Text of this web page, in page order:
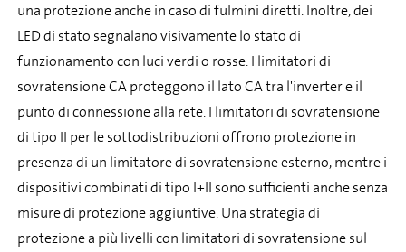
una protezione anche in caso di fulmini diretti. Inoltre, dei
LED di stato segnalano visivamente lo stato di
funzionamento con luci verdi o rosse. I limitatori di
sovratensione CA proteggono il lato CA tra l'inverter e il
punto di connessione alla rete. I limitatori di sovratensione
di tipo II per le sottodistribuzioni offrono protezione in
presenza di un limitatore di sovratensione esterno, mentre i
dispositivi combinati di tipo I+II sono sufficienti anche senza
misure di protezione aggiuntive. Una strategia di
protezione a più livelli con limitatori di sovratensione sul